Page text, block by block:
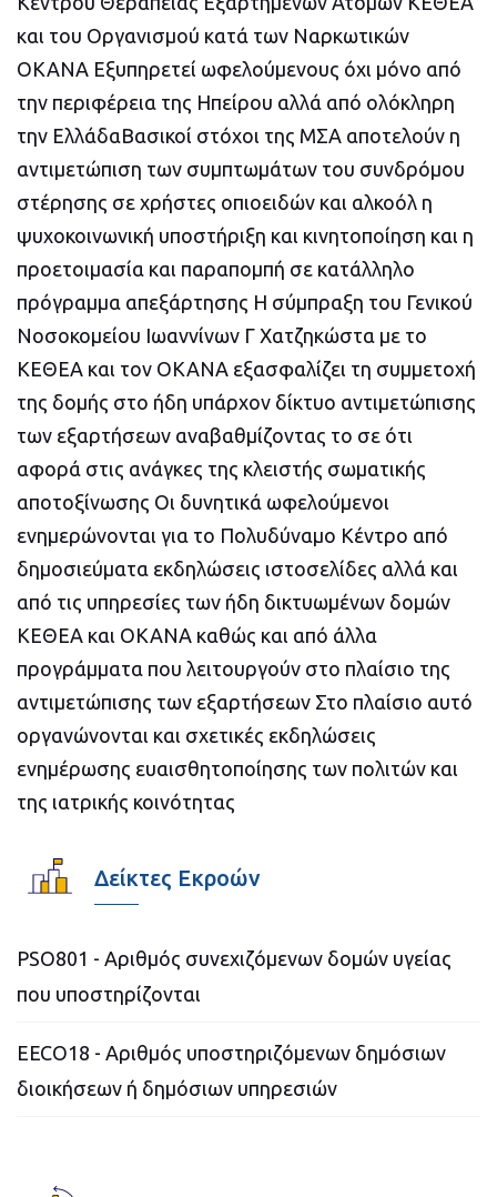
και του Οργανισμού κατά των Ναρκωτικών
ΟΚΑΝΑ Εξυπηρετεί ωφελούμενους όχι μόνο από
την περιφέρεια της Ηπείρου αλλά από ολόκληρη
την ΕλλάδαΒασικοί στόχοι της ΜΣΑ αποτελούν η
αντιμετώπιση των συμπτωμάτων του συνδρόμου
στέρησης σε χρήστες οπιοειδών και αλκοόλ η
ψυχοκοινωνική υποστήριξη και κινητοποίηση και η
προετοιμασία και παραπομπή σε κατάλληλο
πρόγραμμα απεξάρτησης Η σύμπραξη του Γενικού
Νοσοκομείου Ιωαννίνων Γ Χατζηκώστα με το
ΚΕΘΕΑ και τον ΟΚΑΝΑ εξασφαλίζει τη συμμετοχή
της δομής στο ήδη υπάρχον δίκτυο αντιμετώπισης
των εξαρτήσεων αναβαθμίζοντας το σε ότι
αφορά στις ανάγκες της κλειστής σωματικής
αποτοξίνωσης Οι δυνητικά ωφελούμενοι
ενημερώνονται για το Πολυδύναμο Κέντρο από
δημοσιεύματα εκδηλώσεις ιστοσελίδες αλλά και
από τις υπηρεσίες των ήδη δικτυωμένων δομών
ΚΕΘΕΑ και ΟΚΑΝΑ καθώς και από άλλα
προγράμματα που λειτουργούν στο πλαίσιο της
αντιμετώπισης των εξαρτήσεων Στο πλαίσιο αυτό
οργανώνονται και σχετικές εκδηλώσεις
ενημέρωσης ευαισθητοποίησης των πολιτών και
της ιατρικής κοινότητας
Δείκτες Εκροών
PSO801 - Αριθμός συνεχιζόμενων δομών υγείας
που υποστηρίζονται
EECO18 - Αριθμός υποστηριζόμενων δημόσιων
διοικήσεων ή δημόσιων υπηρεσιών